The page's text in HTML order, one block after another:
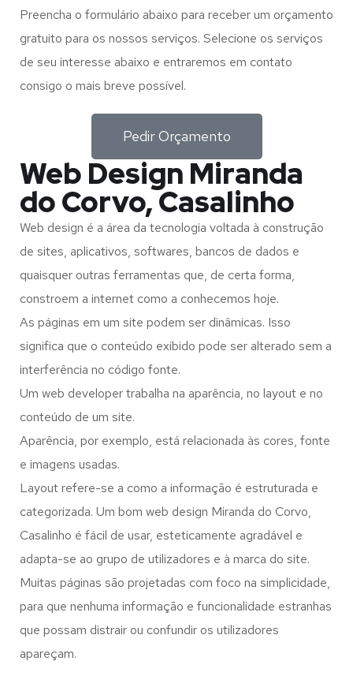
Preencha o formulário abaixo para receber um orçamento
gratuito para os nossos serviços. Selecione os serviços
de seu interesse abaixo e entraremos em contato
consigo o mais breve possível.
Pedir Orçamento
Web Design Miranda
do Corvo, Casalinho
Web design é a área da tecnologia voltada à construção
de sites, aplicativos, softwares, bancos de dados e
quaisquer outras ferramentas que, de certa forma,
constroem a internet como a conhecemos hoje.
As páginas em um site podem ser dinâmicas. Isso
significa que o conteúdo exibido pode ser alterado sem a
interferência no código fonte.
Um web developer trabalha na aparência, no layout e no
conteúdo de um site.
Aparência, por exemplo, está relacionada às cores, fonte
e imagens usadas.
Layout refere-se a como a informação é estruturada e
categorizada. Um bom web design Miranda do Corvo,
Casalinho é fácil de usar, esteticamente agradável e
adapta-se ao grupo de utilizadores e à marca do site.
Muitas páginas são projetadas com foco na simplicidade,
para que nenhuma informação e funcionalidade estranhas
que possam distrair ou confundir os utilizadores
apareçam.